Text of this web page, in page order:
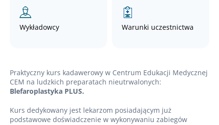
Wykładowcy Warunki uczestnictwa
Praktyczny kurs kadawerowy w Centrum Edukacji Medycznej
CEM na ludzkich preparatach nieutrwalonych:
Blefaroplastyka PLUS.
Kurs dedykowany jest lekarzom posiadającym już
podstawowe doświadczenie w wykonywaniu zabiegów